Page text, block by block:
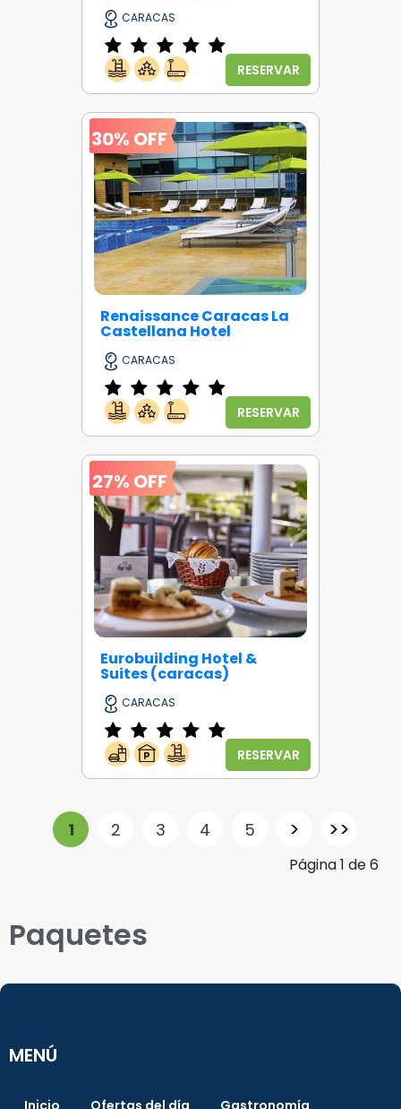
CARACAS
RESERVAR
30% OFF
Renaissance Caracas La
Castellana Hotel
CARACAS
RESERVAR
27% OFF
Eurobuilding Hotel &
Suites (caracas)
CARACAS
RESERVAR
1 2 3 4 5 > >>
Página1 de6
Paquetes
MENÚ
Inicio Ofertas del día Gastronomía